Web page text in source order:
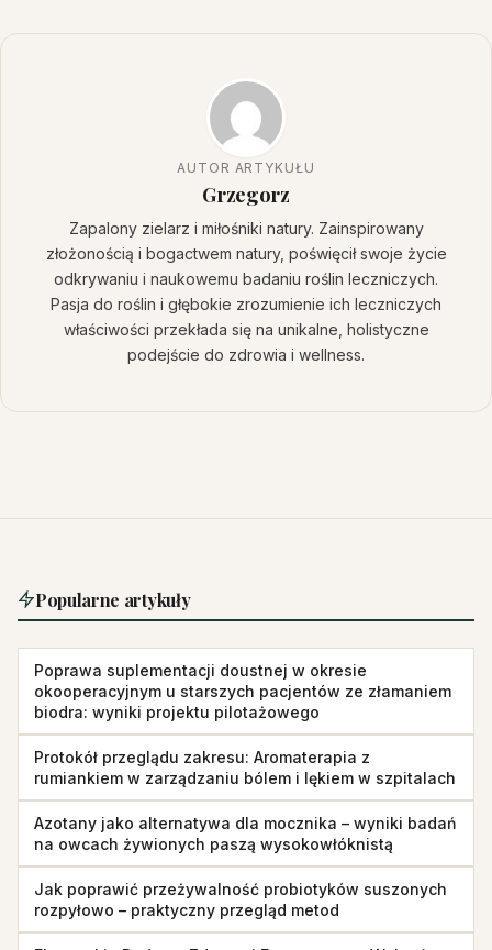
AUTOR ARTYKUŁU
Grzegorz
Zapalony zielarz i miłośniki natury. Zainspirowany
złożonością i bogactwem natury, poświęcił swoje życie
odkrywaniu i naukowemu badaniu roślin leczniczych.
Pasja do roślin i głębokie zrozumienie ich leczniczych
właściwości przekłada się na unikalne, holistyczne
podejście do zdrowia i wellness.
Popularne artykuły
Poprawa suplementacji doustnej w okresie
okooperacyjnym u starszych pacjentów ze złamaniem
biodra: wyniki projektu pilotażowego
Protokół przeglądu zakresu: Aromaterapia z
rumiankiem w zarządzaniu bólem i lękiem w szpitalach
Azotany jako alternatywa dla mocznika – wyniki badań
na owcach żywionych paszą wysokowłóknistą
Jak poprawić przeżywalność probiotyków suszonych
rozpyłowo – praktyczny przegląd metod